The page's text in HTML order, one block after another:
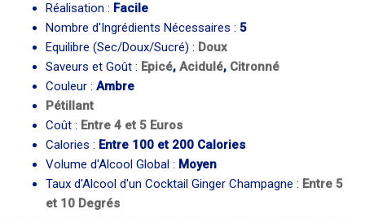
Réalisation : Facile
Nombre d'Ingrédients Nécessaires : 5
Equilibre (Sec/Doux/Sucré) : Doux
Saveurs et Goût : Epicé, Acidulé, Citronné
Couleur : Ambre
Pétillant
Coût : Entre 4 et 5 Euros
Calories : Entre 100 et 200 Calories
Volume d'Alcool Global : Moyen
Taux d'Alcool d'un Cocktail Ginger Champagne : Entre 5
et 10 Degrés